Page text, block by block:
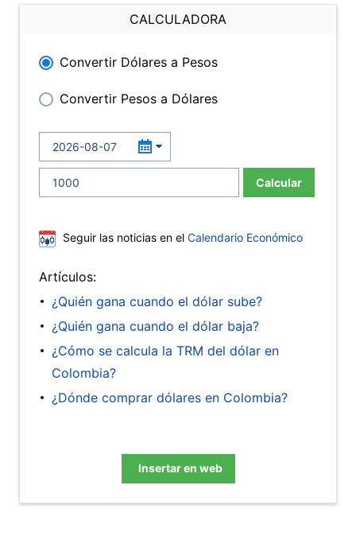
CALCULADORA
Convertir Dólares a Pesos
Convertir Pesos a Dólares
Calcular
Seguir las noticias en el Calendario Económico
Artículos:
¿Quién gana cuando el dólar sube?
¿Quién gana cuando el dólar baja?
¿Cómo se calcula la TRM del dólar en
Colombia?
¿Dónde comprar dólares en Colombia?
Insertar en web